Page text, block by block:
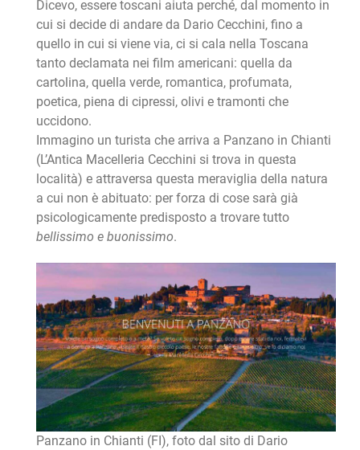
Dicevo, essere toscani aiuta perché, dal momento in
cui si decide di andare da Dario Cecchini, fino a
quello in cui si viene via, ci si cala nella Toscana
tanto declamata nei film americani: quella da
cartolina, quella verde, romantica, profumata,
poetica, piena di cipressi, olivi e tramonti che
uccidono.
Immagino un turista che arriva a Panzano in Chianti
(L’Antica Macelleria Cecchini si trova in questa
località) e attraversa questa meraviglia della natura
a cui non è abituato: per forza di cose sarà già
psicologicamente predisposto a trovare tutto
bellissimo e buonissimo.
Panzano in Chianti (FI), foto dal sito di Dario